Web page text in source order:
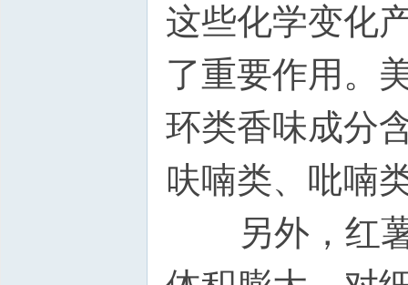
这些化学变化
了重要作用。
环类香味成分
呋喃类、吡喃
另外，红薯